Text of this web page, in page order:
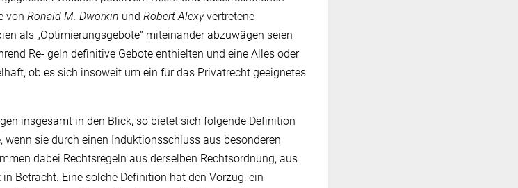
von Ronald M. Dworkin und Robert Alexyvertretene
als „Optimierungsgebote“ miteinander abzuwägen seien
Re- geln definitive Gebote enthielten und eine Alles oder
ob es sich insoweit um ein für das Privatrecht geeignetes
insgesamt in den Blick, so bietet sich folgende Definition
sie durch einen Induktionsschluss aus besonderen
dabei Rechtsregeln aus derselben Rechtsordnung, aus
Betracht. Eine solche Definition hat den Vorzug, ein